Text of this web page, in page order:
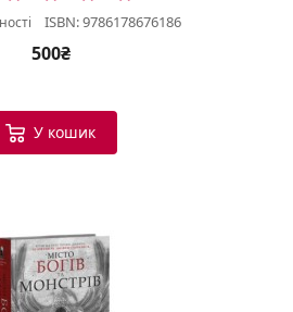
ISBN: 9786178676186
500₴
У кошик